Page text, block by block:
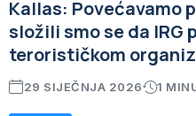
Kallas: Povećavamo
složili smo se da IRG
terorističkom
29 SIJEČNJA 2026 1